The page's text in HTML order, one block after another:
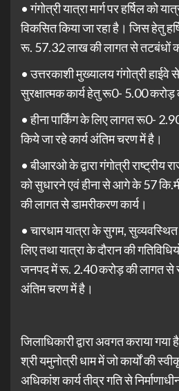
• गंगोत्री यात्रा मार्ग पर हर्षिल को
विकसित किया जा रहा है। जिस हेतु
रू. 57.32 लाख की लागत से तटबंधों का
• उत्तरकाशी मुख्यालय गंगोत्री हाईवे
सुरक्षात्मक कार्य हेतु रू0- 5.00 करोड़
• हीना पार्किंग के लिए लागत रू0-
किये जा रहे कार्य अंतिम चरण में है।
• बीआरओ के द्वारा गंगोत्री राष्ट्रीय
को सुधारने एवं हीना से आगे के 57
की लागत से डामरीकरण कार्य।
• चारधाम यात्रा के सुगम,
लिए तथा यात्रा के दौरान की
जनपद में रू. 2.40 करोड़ की लागत से
अंतिम चरण में है।
जिलाधिकारी द्वारा अवगत कराया गया
श्री यमुनोत्री धाम में जो कार्यों की
अधिकांश कार्य तीव्र गति से